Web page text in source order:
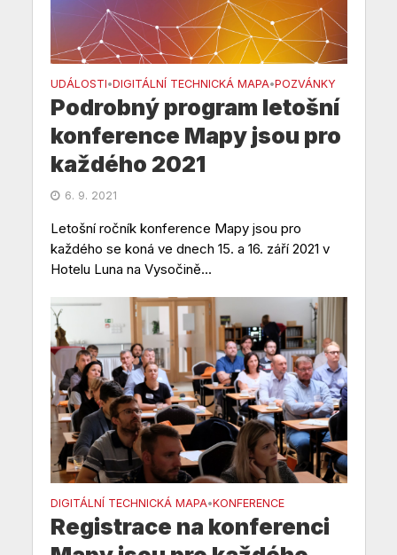
UDÁLOSTI•DIGITÁLNÍ TECHNICKÁ MAPA•POZVÁNKY
Podrobný program letošní
konference Mapy jsou pro
každého 2021
6. 9. 2021
Letošní ročník konference Mapy jsou pro
každého se koná ve dnech 15. a 16. září 2021 v
Hotelu Luna na Vysočině...
DIGITÁLNÍ TECHNICKÁ MAPA•KONFERENCE
Registrace na konferenci